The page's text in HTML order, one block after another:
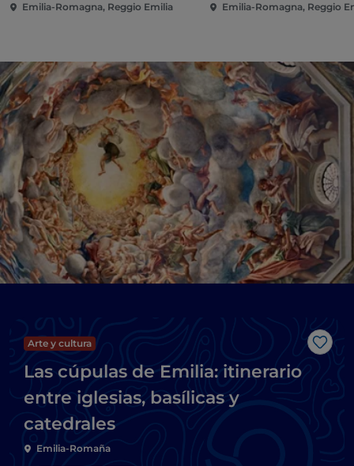
Emilia-Romagna, Reggio Emilia Emilia-Romagna, Reggio
Me
Arte y cultura
Las cúpulas de Emilia: itinerario
entre iglesias, basílicas y
catedrales
Emilia-Romaña